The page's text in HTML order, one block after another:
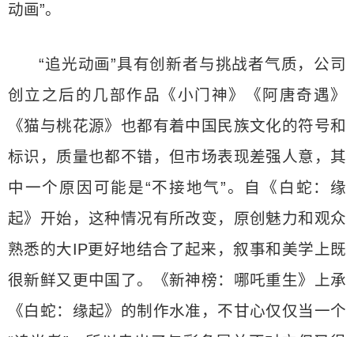
动画”。
“追光动画”具有创新者与挑战者气质，公司
创立之后的几部作品《小门神》《阿唐奇遇》
《猫与桃花源》也都有着中国民族文化的符号和
标识，质量也都不错，但市场表现差强人意，其
中一个原因可能是“不接地气”。自《白蛇：缘
起》开始，这种情况有所改变，原创魅力和观众
熟悉的大IP更好地结合了起来，叙事和美学上既
很新鲜又更中国了。《新神榜：哪吒重生》上承
《白蛇：缘起》的制作水准，不甘心仅仅当一个